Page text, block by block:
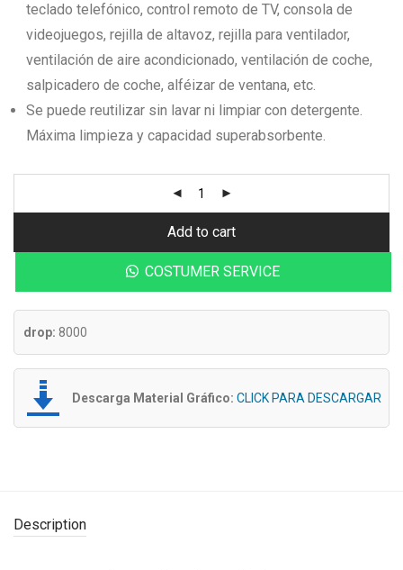
teclado telefónico, control remoto de TV, consola de
videojuegos, rejilla de altavoz, rejilla para ventilador,
ventilación de aire acondicionado, ventilación de coche,
salpicadero de coche, alféizar de ventana, etc.
Se puede reutilizar sin lavar ni limpiar con detergente.
Máxima limpieza y capacidad superabsorbente.
Add to cart
COSTUMER SERVICE
drop: 8000
Descarga Material Gráfico: CLICK PARA DESCARGAR
Description